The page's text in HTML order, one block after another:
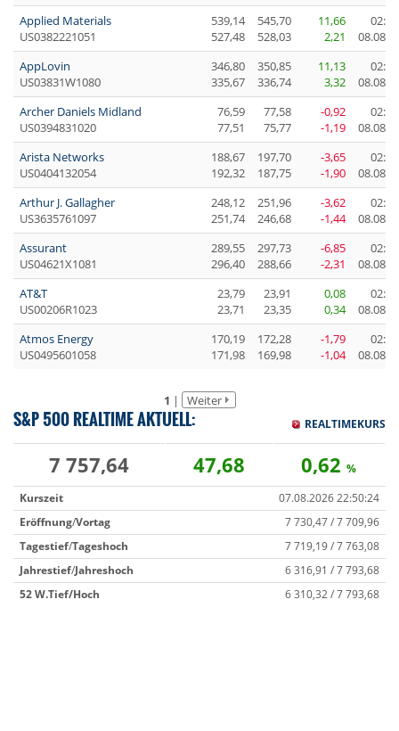
Applied Materials
US0382221051
539,14
527,48
545,70
528,03
11,66
2,21
AppLovin
US03831W1080
346,80
335,67
350,85
336,74
11,13
3,32
Archer Daniels Midland
US0394831020
76,59
77,51
77,58
75,77
-0,92
-1,19
Arista Networks
US0404132054
188,67
192,32
197,70
187,75
-3,65
-1,90
Arthur J. Gallagher
US3635761097
248,12
251,74
251,96
246,68
-3,62
-1,44
Assurant
US04621X1081
289,55
296,40
297,73
288,66
-6,85
-2,31
AT&T
US00206R1023
23,79
23,71
23,91
23,35
0,08
0,34
Atmos Energy
US0495601058
170,19
171,98
172,28
169,98
-1,79
-1,04
1 | Weiter
S&P 500 REALTIME AKTUELL: REALTIMEKURS
7 757,64 47,68 0,62 %
Kurszeit
07.08.2026 22:50:24
Eröffnung/Vortag
7 730,47 / 7 709,96
Tagestief/Tageshoch
7 719,19 / 7 763,08
Jahrestief/Jahreshoch
6 316,91 / 7 793,68
52 W.Tief/Hoch 6 310,32 / 7 793,68